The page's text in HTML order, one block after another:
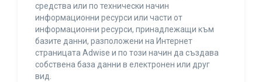
средства или по технически начин
информационни ресурси или части от
информационни ресурси, принадлежащи към
базите данни, разположени на Интернет
страницата Adwise и по този начин да създава
собствена база данни в електронен или друг
вид.